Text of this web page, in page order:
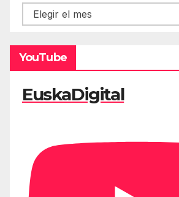
Hemeroteca
YouTube
EuskaDigital